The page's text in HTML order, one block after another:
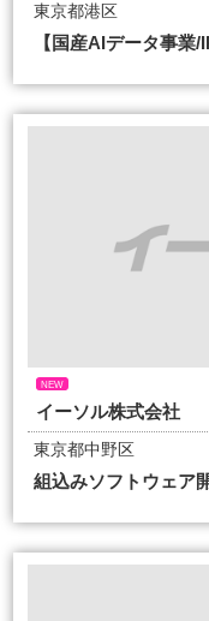
東京都港区
【国産AIデータ事業
NEW
イーソル株式会社
東京都中野区
組込みソフトウェア